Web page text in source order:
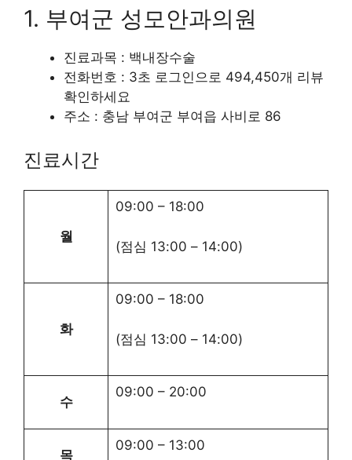
1. 부여군 성모안과의원
진료과목 : 백내장수술
전화번호 : 3초 로그인으로 494,450개 리뷰
확인하세요
주소 : 충남 부여군 부여읍 사비로 86
진료시간
월
09:00 – 18:00
(점심 13:00 – 14:00)
화
09:00 – 18:00
(점심 13:00 – 14:00)
수
09:00 – 20:00
목
09:00 – 13:00